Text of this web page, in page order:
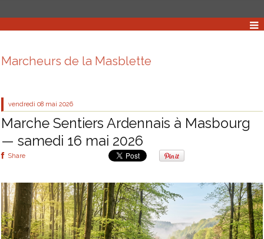
Marcheurs de la Masblette
vendredi 08 mai 2026
Marche Sentiers Ardennais à Masbourg
— samedi 16 mai 2026
Share